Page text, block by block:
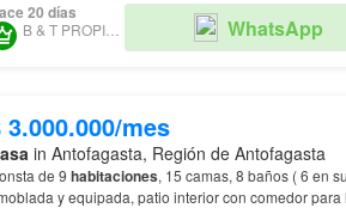
20 días
B & T PROPIEDADES WhatsApp
3.000.000/mes
in Antofagasta, Región de Antofagasta
de 9 habitaciones, 15 camas, 8 baños ( 6 en
y equipada, patio interior con comedor